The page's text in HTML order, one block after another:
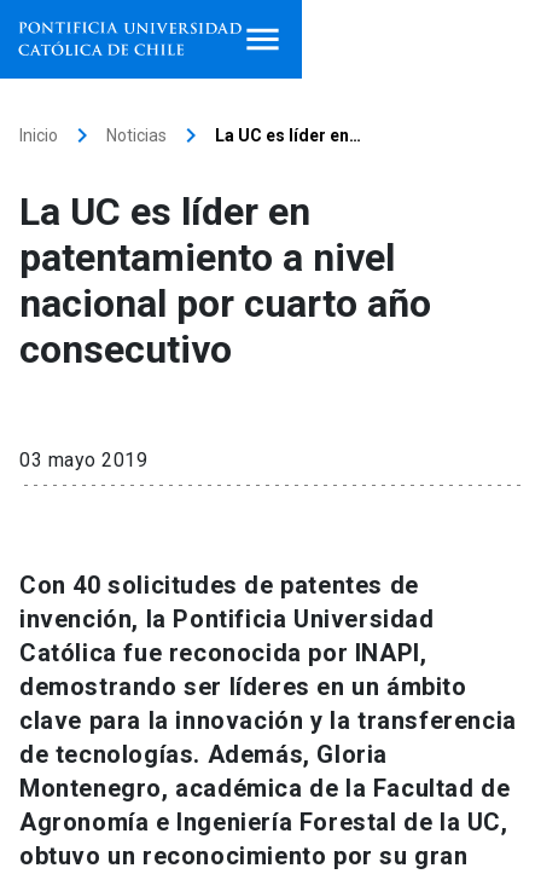
Facultades, escuelas e
institutos
Investigación
Información para keyboard_arrow_down
Futuros estudiantes
Estudiantes
Académicos
Personal
Go to english site launch
ACCESOS DIRECTOS
Admisión launch
Mi Cuenta UC
Inicio keyboard_arrow_right Noticias keyboard_arrow_right La UC es líder en…
La UC es líder en
patentamiento a nivel
nacional por cuarto año
consecutivo
03 mayo 2019
Con 40 solicitudes de patentes de
invención, la Pontificia Universidad
Católica fue reconocida por INAPI,
demostrando ser líderes en un ámbito
clave para la innovación y la transferencia
de tecnologías. Además, Gloria
Montenegro, académica de la Facultad de
Agronomía e Ingeniería Forestal de la UC,
obtuvo un reconocimiento por su gran